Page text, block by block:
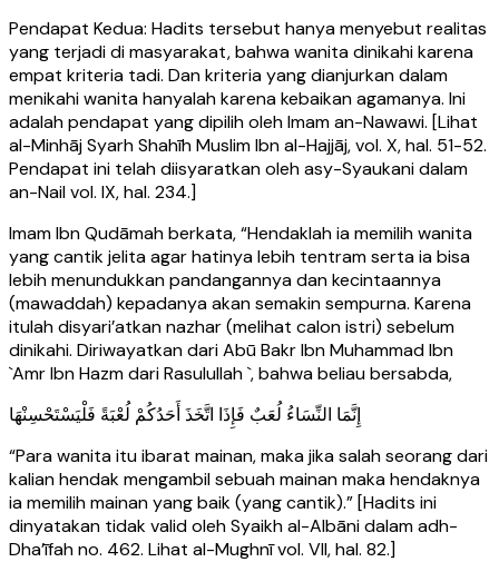
Pendapat Kedua: Hadits tersebut hanya menyebut realitas
yang terjadi di masyarakat, bahwa wanita dinikahi karena
empat kriteria tadi. Dan kriteria yang dianjurkan dalam
menikahi wanita hanyalah karena kebaikan agamanya. Ini
adalah pendapat yang dipilih oleh Imam an-Nawawi. [Lihat
al-Minhāj Syarh Shahīh Muslim Ibn al-Hajjāj, vol. X, hal. 51-52.
Pendapat ini telah diisyaratkan oleh asy-Syaukani dalam
an-Nail vol. IX, hal. 234.]
Imam Ibn Qudāmah berkata, “Hendaklah ia memilih wanita
yang cantik jelita agar hatinya lebih tentram serta ia bisa
lebih menundukkan pandangannya dan kecintaannya
(mawaddah) kepadanya akan semakin sempurna. Karena
itulah disyari’atkan nazhar (melihat calon istri) sebelum
dinikahi. Diriwayatkan dari Abū Bakr Ibn Muhammad Ibn
`Amr Ibn Hazm dari Rasulullah `, bahwa beliau bersabda,
إِنَّمَا النِّسَاءُ لُعَبٌ فَإِذَا اتَّخَذَ أَحَدُكُمْ لُعْبَةً فَلْيَسْتَحْسِنْهَا
“Para wanita itu ibarat mainan, maka jika salah seorang dari
kalian hendak mengambil sebuah mainan maka hendaknya
ia memilih mainan yang baik (yang cantik).” [Hadits ini
dinyatakan tidak valid oleh Syaikh al-Albāni dalam adh-
Dha’īfah no. 462. Lihat al-Mughnī vol. VII, hal. 82.]